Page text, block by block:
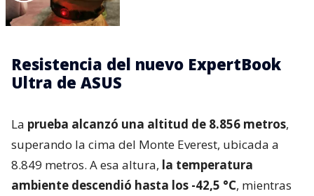
Resistencia del nuevo ExpertBook
Ultra de ASUS
La prueba alcanzó una altitud de 8.856 metros,
superando la cima del Monte Everest, ubicada a
8.849 metros. A esa altura, la temperatura
ambiente descendió hasta los -42,5 °C, mientras